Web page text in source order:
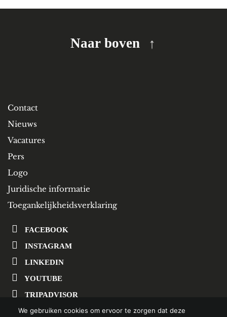
Naar boven
Contact
Nieuws
Vacatures
Pers
Logo
Juridische informatie
Toegankelijkheidsverklaring
FACEBOOK
INSTAGRAM
LINKEDIN
YOUTUBE
TRIPADVISOR
We gebruiken cookies om ervoor te zorgen dat deze